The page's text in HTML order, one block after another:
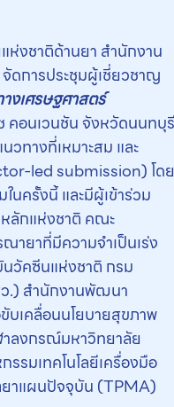
ห่งชาติด้านยา สำนักงาน
ดการประชุมผู้เชี่ยวชาญ
งเศรษฐศาสตร์
คอนเวนชัน จังหวัดนนทบุรี
วทางที่เหมาะสม และ
led submission) โดย
ครั้งนี้ และมีผู้เข้าร่วม
ลักแห่งชาติ คณะ
ยาที่มีความจำเป็นเร่ง
วัคซีนแห่งชาติ กรม
.) สำนักงานพัฒนา
บเคลื่อนนโยบายสุขภาพ
ลงกรณ์มหาวิทยาลัย
รมเทคโนโลยีเครื่องมือ
าแผนปัจจุบัน (TPMA)